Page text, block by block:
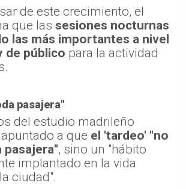
de este crecimiento, el
que las sesiones nocturnas
las más importantes a nivel
de público para la actividad
pasajera"
del estudio madrileño
a que el 'tardeo' "no
pasajera", sino un "hábito
implantado en la vida
ciudad".